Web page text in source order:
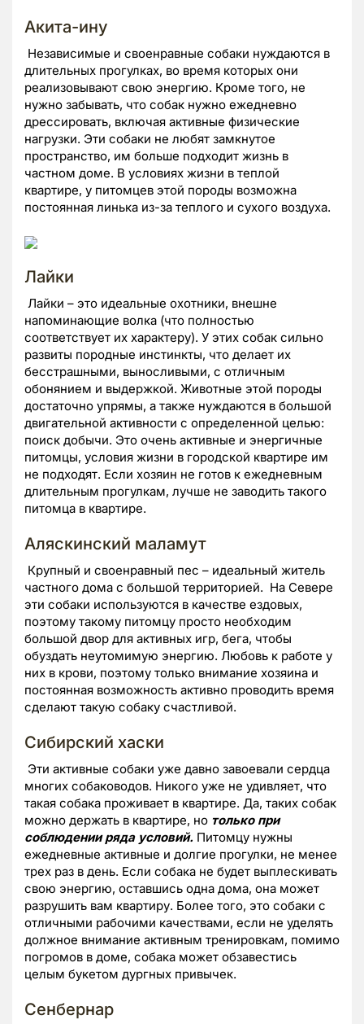
Акита-ину
Независимые и своенравные собаки нуждаются в
длительных прогулках, во время которых они
реализовывают свою энергию. Кроме того, не
нужно забывать, что собак нужно ежедневно
дрессировать, включая активные физические
нагрузки. Эти собаки не любят замкнутое
пространство, им больше подходит жизнь в
частном доме. В условиях жизни в теплой
квартире, у питомцев этой породы возможна
постоянная линька из-за теплого и сухого воздуха.
Лайки
Лайки – это идеальные охотники, внешне
напоминающие волка (что полностью
соответствует их характеру). У этих собак сильно
развиты породные инстинкты, что делает их
бесстрашными, выносливыми, с отличным
обонянием и выдержкой. Животные этой породы
достаточно упрямы, а также нуждаются в большой
двигательной активности с определенной целью:
поиск добычи. Это очень активные и энергичные
питомцы, условия жизни в городской квартире им
не подходят. Если хозяин не готов к ежедневным
длительным прогулкам, лучше не заводить такого
питомца в квартире.
Аляскинский маламут
Крупный и своенравный пес – идеальный житель
частного дома с большой территорией. На Севере
эти собаки используются в качестве ездовых,
поэтому такому питомцу просто необходим
большой двор для активных игр, бега, чтобы
обуздать неутомимую энергию. Любовь к работе у
них в крови, поэтому только внимание хозяина и
постоянная возможность активно проводить время
сделают такую собаку счастливой.
Сибирский хаски
Эти активные собаки уже давно завоевали сердца
многих собаководов. Никого уже не удивляет, что
такая собака проживает в квартире. Да, таких собак
можно держать в квартире, но только при
соблюдении ряда условий. Питомцу нужны
ежедневные активные и долгие прогулки, не менее
трех раз в день. Если собака не будет выплескивать
свою энергию, оставшись одна дома, она может
разрушить вам квартиру. Более того, это собаки с
отличными рабочими качествами, если не уделять
должное внимание активным тренировкам, помимо
погромов в доме, собака может обзавестись
целым букетом дургных привычек.
Сенбернар